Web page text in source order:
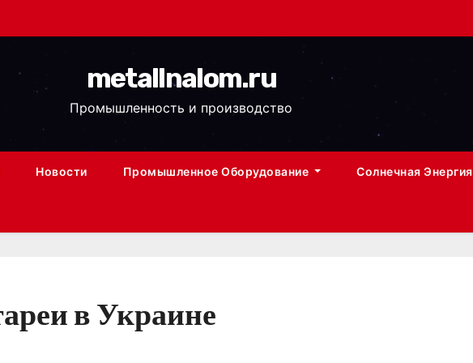
metallnalom.ru
Промышленность и производство
Новости Промышленное Оборудование Солнечная Энергия
в Украине